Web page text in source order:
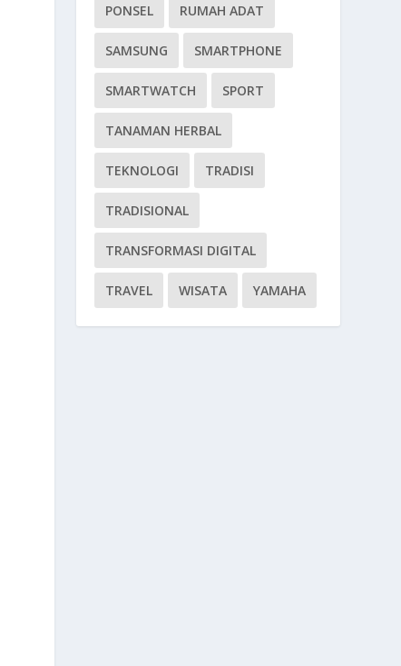
PONSEL RUMAH ADAT
SAMSUNG SMARTPHONE
SMARTWATCH SPORT
TANAMAN HERBAL
TEKNOLOGI TRADISI
TRADISIONAL
TRANSFORMASI DIGITAL
TRAVEL WISATA YAMAHA